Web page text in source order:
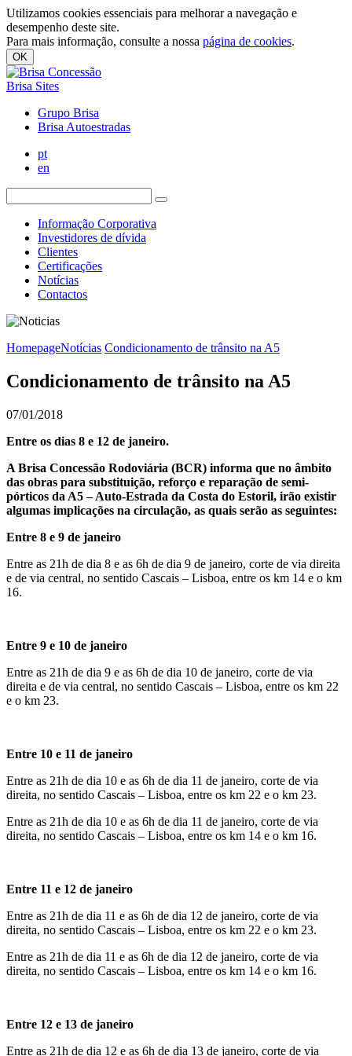
Utilizamos cookies essenciais para melhorar a navegação e
desempenho deste site.
Para mais informação, consulte a nossa página de cookies.
OK
Brisa Sites
Grupo Brisa
Brisa Autoestradas
pt
en
Informação Corporativa
Investidores de dívida
Clientes
Certificações
Notícias
Contactos
HomepageNotícias Condicionamento de trânsito na A5
Condicionamento de trânsito na A5
07/01/2018
Entre os dias 8 e 12 de janeiro.
A Brisa Concessão Rodoviária (BCR) informa que no âmbito
das obras para substituição, reforço e reparação de semi-
pórticos da A5 – Auto-Estrada da Costa do Estoril, irão existir
algumas implicações na circulação, as quais serão as seguintes:
Entre 8 e 9 de janeiro
Entre as 21h de dia 8 e as 6h de dia 9 de janeiro, corte de via direita
e de via central, no sentido Cascais – Lisboa, entre os km 14 e o km
16.
Entre 9 e 10 de janeiro
Entre as 21h de dia 9 e as 6h de dia 10 de janeiro, corte de via
direita e de via central, no sentido Cascais – Lisboa, entre os km 22
e o km 23.
Entre 10 e 11 de janeiro
Entre as 21h de dia 10 e as 6h de dia 11 de janeiro, corte de via
direita, no sentido Cascais – Lisboa, entre os km 22 e o km 23.
Entre as 21h de dia 10 e as 6h de dia 11 de janeiro, corte de via
direita, no sentido Cascais – Lisboa, entre os km 14 e o km 16.
Entre 11 e 12 de janeiro
Entre as 21h de dia 11 e as 6h de dia 12 de janeiro, corte de via
direita, no sentido Cascais – Lisboa, entre os km 22 e o km 23.
Entre as 21h de dia 11 e as 6h de dia 12 de janeiro, corte de via
direita, no sentido Cascais – Lisboa, entre os km 14 e o km 16.
Entre 12 e 13 de janeiro
Entre as 21h de dia 12 e as 6h de dia 13 de janeiro, corte de via